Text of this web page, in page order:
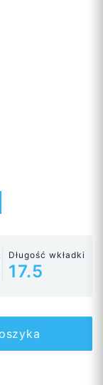
Długość wkładki
17.5